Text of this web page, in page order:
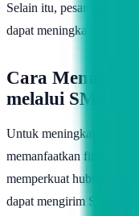
Selain itu, pesan promosi
dapat meningkatkan
Cara
melalui SMS
Untuk meningkatkan
memanfaatkan fitur
memperkuat hubungan
dapat mengirim SMS